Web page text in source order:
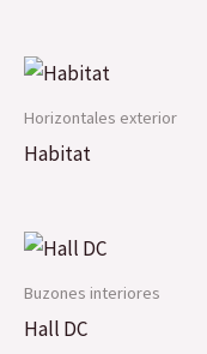
Horizontales exterior
Habitat
Buzones interiores
Hall DC